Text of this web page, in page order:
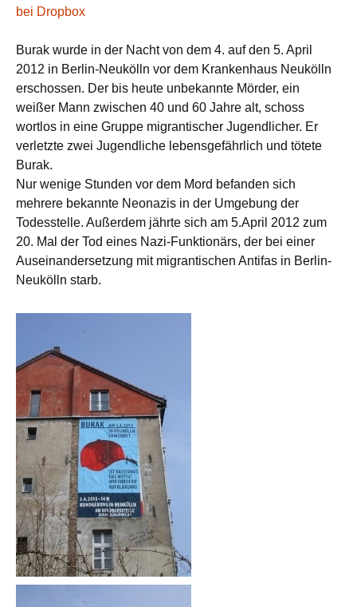
bei Dropbox
Burak wurde in der Nacht von dem 4. auf den 5. April
2012 in Berlin-Neukölln vor dem Krankenhaus Neukölln
erschossen. Der bis heute unbekannte Mörder, ein
weißer Mann zwischen 40 und 60 Jahre alt, schoss
wortlos in eine Gruppe migrantischer Jugendlicher. Er
verletzte zwei Jugendliche lebensgefährlich und tötete
Burak.
Nur wenige Stunden vor dem Mord befanden sich
mehrere bekannte Neonazis in der Umgebung der
Todesstelle. Außerdem jährte sich am 5.April 2012 zum
20. Mal der Tod eines Nazi-Funktionärs, der bei einer
Auseinandersetzung mit migrantischen Antifas in Berlin-
Neukölln starb.